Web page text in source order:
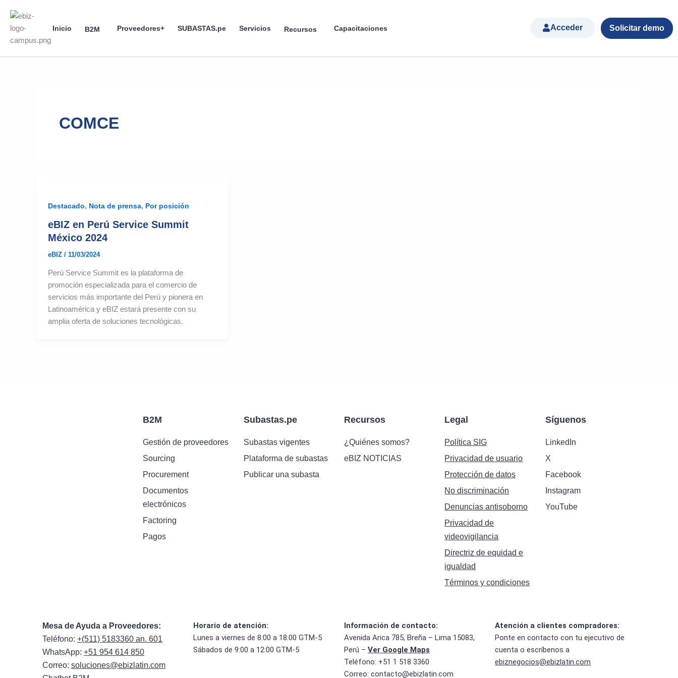
content
Inicio B2M Proveedores+ SUBASTAS.pe Servicios Recursos Capacitaciones Acceder Solicitar demo
COMCE
Destacado, Nota de prensa, Por posición
eBIZ en Perú Service Summit
México 2024
eBIZ / 11/03/2024
Perú Service Summit es la plataforma de
promoción especializada para el comercio de
servicios más importante del Perú y pionera en
Latinoamérica y eBIZ estará presente con su
amplia oferta de soluciones tecnológicas.
B2M
Gestión de proveedores
Sourcing
Procurement
Documentos
electrónicos
Factoring
Pagos
Subastas.pe
Subastas vigentes
Plataforma de subastas
Publicar una subasta
Recursos
¿Quiénes somos?
eBIZ NOTICIAS
Legal
Política SIG
Privacidad de usuario
Protección de datos
No discriminación
Denuncias antisoborno
Privacidad de
videovigilancia
Directriz de equidad e
igualdad
Términos y condiciones
Síguenos
LinkedIn
X
Facebook
Instagram
YouTube
Mesa de Ayuda a Proveedores:
Teléfono: +(511) 5183360 an. 601
WhatsApp: +51 954 614 850
Correo: soluciones@ebizlatin.com
Horario de atención:
Lunes a viernes de 8:00 a 18:00 GTM-5
Sábados de 9:00 a 12:00 GTM-5
Información de contacto:
Avenida Arica 785, Breña – Lima 15083,
Perú – Ver Google Maps
Teléfono: +51 1 518 3360
Correo: contacto@ebizlatin.com
Atención a clientes compradores:
Ponte en contacto con tu ejecutivo de
cuenta o escríbenos a
ebiznegocios@ebizlatin.com